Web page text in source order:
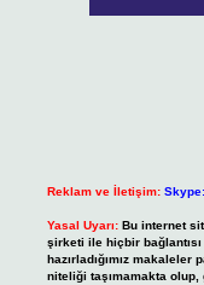
Reklam ve İletişim:
Yasal Uyarı: Bu internet
şirketi ile hiçbir
hazırladığımız
niteliği taşımamakta